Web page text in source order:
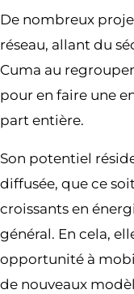
De nombreux
réseau, allant du
Cuma au
pour en faire une
part entière.
Son potentiel
diffusée, que ce
croissants en
général. En cela,
opportunité à
de nouveaux